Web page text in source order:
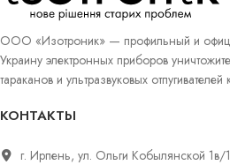
ООО «Изотроник» — профильный и
Украину электронных приборов
тараканов и ультразвуковых
КОНТАКТЫ
г. Ирпень, ул. Ольги Кобылянской 1в/